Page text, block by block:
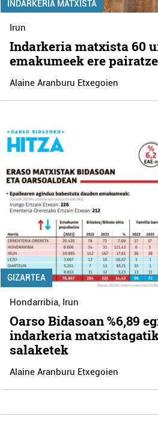
INDARKERIA MATXISTA
Irun
Indarkeria matxista 60
emakumeek ere
Alaine Aranburu Etxegoien
GIZARTEA
Hondarribia, Irun
Oarso Bidasoan %6,89
indarkeria
salaketek
Alaine Aranburu Etxegoien